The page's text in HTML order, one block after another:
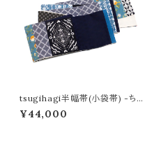
tsugihagi半幅帯(小袋帯) -ちょ
うちょ×navy blue -
¥44,000